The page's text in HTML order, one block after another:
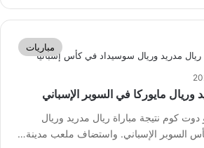
مباريات
وريال مايوركا في السوبر الإسباني
كوم نتيجة مباراة ريال مدريد وريال
السوبر الإسباني. واستضاف ملعب مدينة…